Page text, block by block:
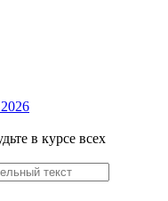
в курсе всех